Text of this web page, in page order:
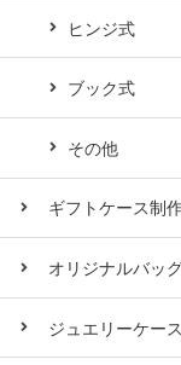
ヒンジ式
ブック式
その他
ギフトケース制
オリジナルバッ
ジュエリーケース